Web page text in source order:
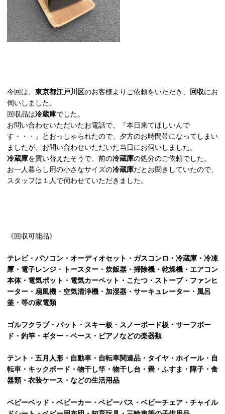
今回は、 東京都江戸川区のお客様よりご依頼をいただき、 回収にお
伺いしました。
回収品は冷蔵庫でした。
お問い合わせいただいたお電話で、『本日来てほしいんで
す・・・』とおっしゃられたので、夕方のお時間帯になってしまい
ましたが、お問い合わせいただいた当日にお伺いしました。
冷蔵庫を買い替えたそうで、前の冷蔵庫の処分のご依頼でした。
お一人暮らし用の小さなサイズの冷蔵庫だとお聞きしていたので、
スタッフは１人で伺わせていただきました。
《回収可能品》
テレビ・パソコン・オーディオセット・ガスコンロ・冷蔵庫・冷凍
庫・電子レンジ・トースター・炊飯器・掃除機・乾燥機・エアコン
本体・電気ポット・電気カーペット・こたつ・ストーブ・ファンヒ
ーター・扇風機・空気清浄機・加湿器・サーキュレーター・風呂
釜・等の家電類
ゴルフクラブ・バット・スキー板・スノーボード板・サーフボー
ド・釣竿・ギター・ベース・ピアノなどの楽器類
テント・五月人形・自動車・自転車関連品・タイヤ・ホイール・自
転車・キックボード・物干し竿・物干し台・畳・ふすま・障子・食
器類・衣装ケース・などの生活用品
ベビーベッド・ベビーカー・ベビーバス・ベビーチェア・チャイル